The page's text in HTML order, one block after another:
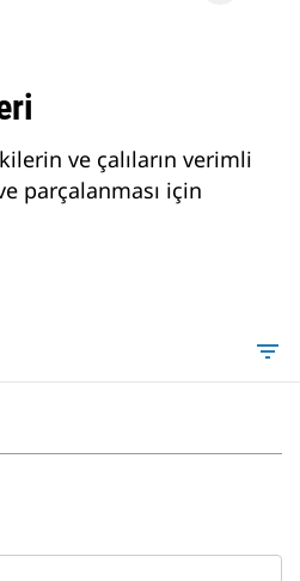
ve çalıların verimli
parçalanması için
filter_list